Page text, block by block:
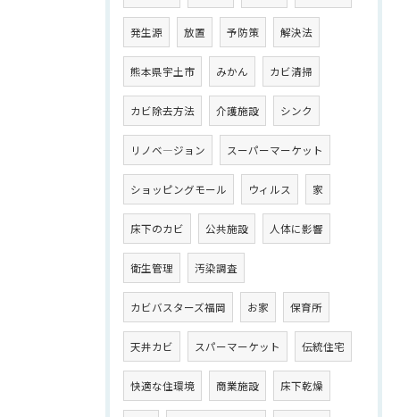
発生源 放置 予防策 解決法
熊本県宇土市 みかん カビ清掃
カビ除去方法 介護施設 シンク
リノベ―ジョン スーパーマーケット
ショッピングモール ウィルス 家
床下のカビ 公共施設 人体に影響
衛生管理 汚染調査
カビバスターズ福岡 お家 保育所
天井カビ スパーマーケット 伝統住宅
快適な住環境 商業施設 床下乾燥